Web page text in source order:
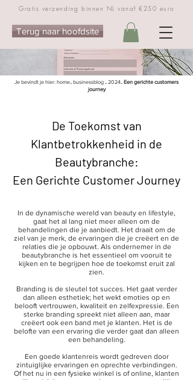
Gratis verzending binnen NL vanaf €250 euro
Terug naar hoofdsite
Je bevindt je hier:home.businessblog .2024.Een gerichte customers
journey
De Toekomst van
Klantbetrokkenheid in de
Beautybranche:
Een Gerichte Customer Journey
In de dynamische wereld van beauty en lifestyle,
gaat het al lang niet meer alleen om de
behandelingen die je aanbiedt. Het draait om de
ziel van je merk, de ervaringen die je creëert en de
relaties die je opbouwt. Als ondernemer in de
beautybranche is het essentieel om vooruit te
kijken en te begrijpen hoe de toekomst eruit zal
zien.
Branding is de sleutel tot succes. Het gaat verder
dan alleen esthetiek; het wekt emoties op en
belooft vertrouwen, kwaliteit en zelfexpressie. Een
sterke branding spreekt niet alleen aan, maar
creëert ook een band met je klanten. Het is de
belofte van een ervaring die verder gaat dan alleen
een behandeling.
Een goede klantenreis wordt gedreven door
zintuiglijke ervaringen en oprechte verbindingen.
Of het nu in een fysieke winkel is of online, klanten